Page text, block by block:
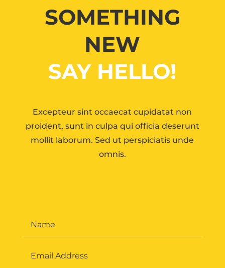
SOMETHING
NEW
SAY HELLO!
Excepteur sint occaecat cupidatat non
proident, sunt in culpa qui officia deserunt
mollit laborum. Sed ut perspiciatis unde
omnis.